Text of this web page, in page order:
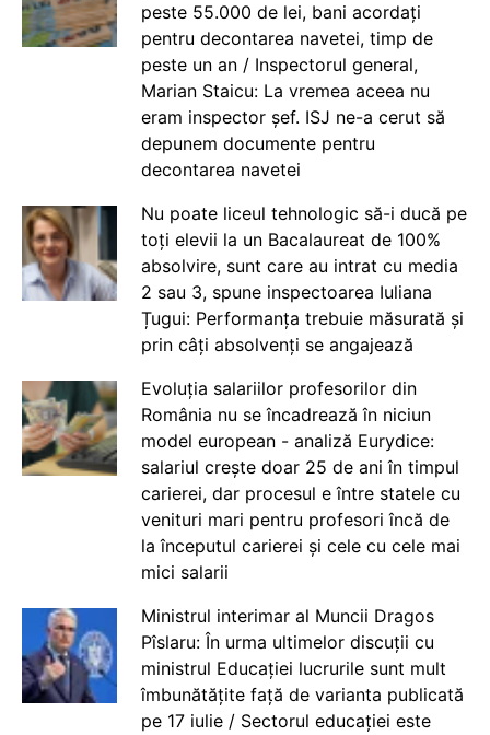
peste 55.000 de lei, bani acordați
pentru decontarea navetei, timp de
peste un an / Inspectorul general,
Marian Staicu: La vremea aceea nu
eram inspector șef. ISJ ne-a cerut să
depunem documente pentru
decontarea navetei
Nu poate liceul tehnologic să-i ducă pe
toți elevii la un Bacalaureat de 100%
absolvire, sunt care au intrat cu media
2 sau 3, spune inspectoarea Iuliana
Țugui: Performanța trebuie măsurată și
prin câți absolvenți se angajează
Evoluția salariilor profesorilor din
România nu se încadrează în niciun
model european - analiză Eurydice:
salariul crește doar 25 de ani în timpul
carierei, dar procesul e între statele cu
venituri mari pentru profesori încă de
la începutul carierei și cele cu cele mai
mici salarii
Ministrul interimar al Muncii Dragos
Pîslaru: În urma ultimelor discuții cu
ministrul Educației lucrurile sunt mult
îmbunătățite față de varianta publicată
pe 17 iulie / Sectorul educației este